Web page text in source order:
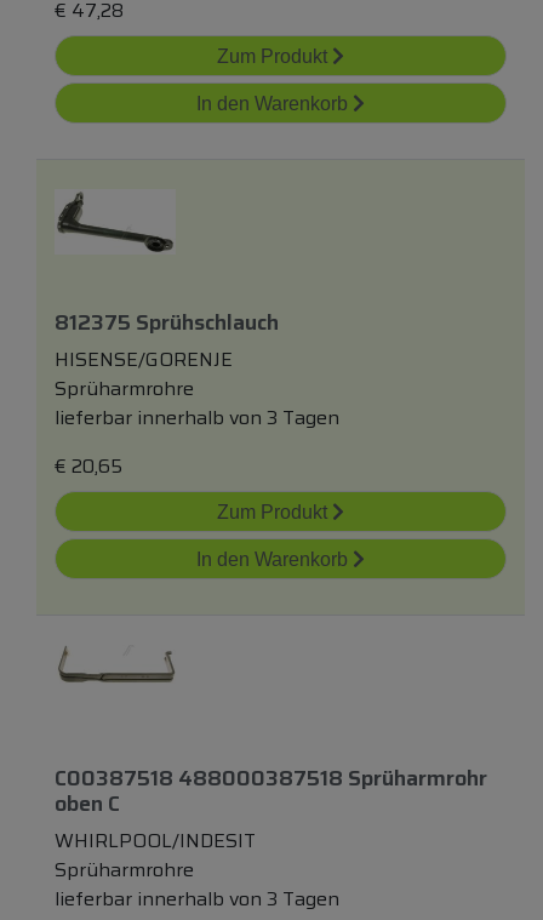
€ 47,28
Zum Produkt
In den Warenkorb
812375 Sprühschlauch
HISENSE/GORENJE
Sprüharmrohre
lieferbar innerhalb von 3 Tagen
€ 20,65
Zum Produkt
In den Warenkorb
C00387518 488000387518 Sprüharmrohr
oben C
WHIRLPOOL/INDESIT
Sprüharmrohre
lieferbar innerhalb von 3 Tagen